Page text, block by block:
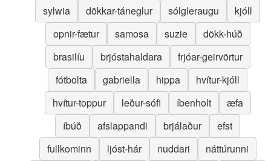
sylwia
dökkar-táneglur sólgleraugu
kjóll
opnir-fætur
samosa suzie
dökk-húð
brasilíu
brjóstahaldara
frjóar-geirvörtur
fótbolta
gabriella hippa
hvítur-kjóll
hvítur-toppur
leður-sófi íbenholt
æfa
íbúð
afslappandi brjálaður
efst
fullkominn
ljóst-hár nuddari
náttúrunni